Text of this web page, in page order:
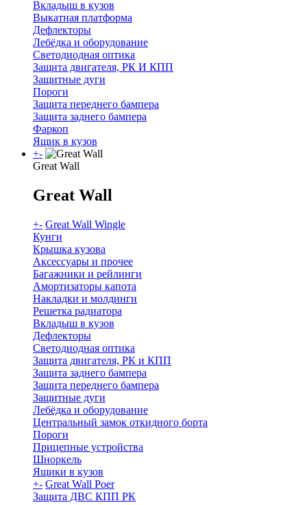
Вкладыш в кузов
Выкатная платформа
Дефлекторы
Лебёдка и оборудование
Светодиодная оптика
Защита двигателя, РК И КПП
Защитные дуги
Пороги
Защита переднего бампера
Защита заднего бампера
Фаркоп
Ящик в кузов
+-
Great Wall
Great Wall
+- Great Wall Wingle
Кунги
Крышка кузова
Аксессуары и прочее
Багажники и рейлинги
Амортизаторы капота
Накладки и молдинги
Решетка радиатора
Вкладыш в кузов
Дефлекторы
Светодиодная оптика
Защита двигателя, РК и КПП
Защита заднего бампера
Защита переднего бампера
Защитные дуги
Лебёдка и оборудование
Центральный замок откидного борта
Пороги
Прицепные устройства
Шноркель
Ящики в кузов
+- Great Wall Poer
Защита ДВС КПП РК